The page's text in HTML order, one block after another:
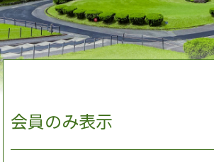
会員のみ表示